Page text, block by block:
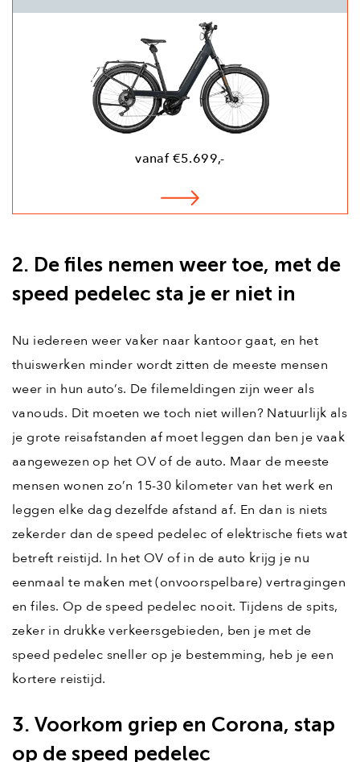
vanaf €5.699,-
2. De files nemen weer toe, met de
speed pedelec sta je er niet in
Nu iedereen weer vaker naar kantoor gaat, en het
thuiswerken minder wordt zitten de meeste mensen
weer in hun auto’s. De filemeldingen zijn weer als
vanouds. Dit moeten we toch niet willen? Natuurlijk als
je grote reisafstanden af moet leggen dan ben je vaak
aangewezen op het OV of de auto. Maar de meeste
mensen wonen zo’n 15-30 kilometer van het werk en
leggen elke dag dezelfde afstand af. En dan is niets
zekerder dan de speed pedelec of elektrische fiets wat
betreft reistijd. In het OV of in de auto krijg je nu
eenmaal te maken met (onvoorspelbare) vertragingen
en files. Op de speed pedelec nooit. Tijdens de spits,
zeker in drukke verkeersgebieden, ben je met de
speed pedelec sneller op je bestemming, heb je een
kortere reistijd.
3. Voorkom griep en Corona, stap
op de speed pedelec